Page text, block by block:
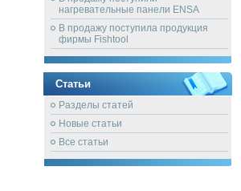
нагревательные панели ENSA
В продажу поступила продукция
фирмы Fishtool
Статьи
Разделы статей
Новые статьи
Все статьи